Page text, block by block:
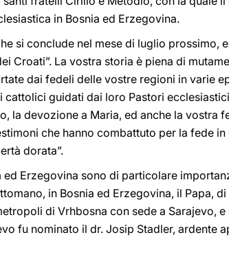
in Bosnia ed Erzegovina.
si conclude nel mese di luglio prossimo,
Croati”. La vostra storia è piena di
dai fedeli delle vostre regioni in varie
guidati dai loro Pastori
la devozione a Maria, ed anche la vostra
che hanno combattuto per la fede
dorata”.
Erzegovina sono di particolare
in Bosnia ed Erzegovina, il Papa,
di Vrhbosna con sede a Sarajevo,
fu nominato il dr. Josip Stadler, ardente